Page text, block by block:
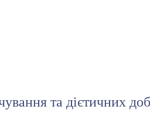
та дієтичних